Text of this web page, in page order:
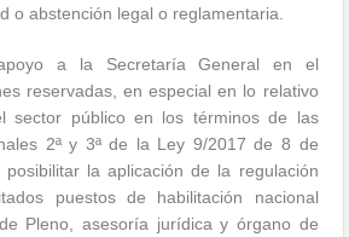
o abstención legal o reglamentaria.
a la Secretaría General en el
reservadas, en especial en lo relativo
sector público en los términos de las
2ª y 3ª de la Ley 9/2017 de 8 de
la aplicación de la regulación
puestos de habilitación nacional
Pleno, asesoría jurídica y órgano de